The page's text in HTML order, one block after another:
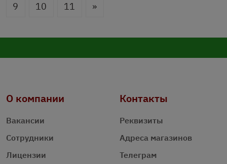
9
10 11 »
О компании
Вакансии
Сотрудники
Лицензии
Контакты
Реквизиты
Адреса магазинов
Телеграм